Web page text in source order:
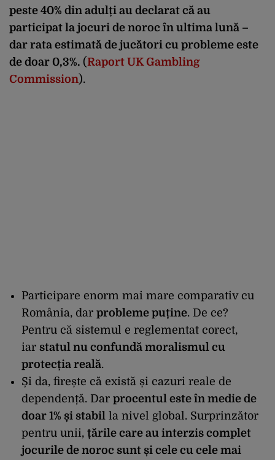
peste 40% din adulți au declarat că au
participat la jocuri de noroc în ultima lună –
dar rata estimată de jucători cu probleme este
de doar 0,3%. (Raport UK Gambling
Commission).
Participare enorm mai mare comparativ cu
România, dar probleme puține. De ce?
Pentru că sistemul e reglementat corect,
iar statul nu confundă moralismul cu
protecția reală.
Și da, firește că există și cazuri reale de
dependență. Dar procentul este în medie de
doar 1% și stabil la nivel global. Surprinzător
pentru unii, țările care au interzis complet
jocurile de noroc sunt și cele cu cele mai